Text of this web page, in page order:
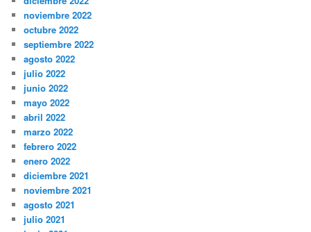
noviembre 2022
octubre 2022
septiembre 2022
agosto 2022
julio 2022
junio 2022
mayo 2022
abril 2022
marzo 2022
febrero 2022
enero 2022
diciembre 2021
noviembre 2021
agosto 2021
julio 2021